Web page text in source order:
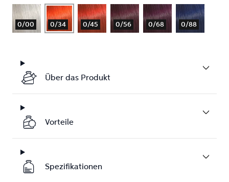
0/00 0/34 0/45 0/56 0/68 0/88
Über das Produkt
Vorteile
Spezifikationen